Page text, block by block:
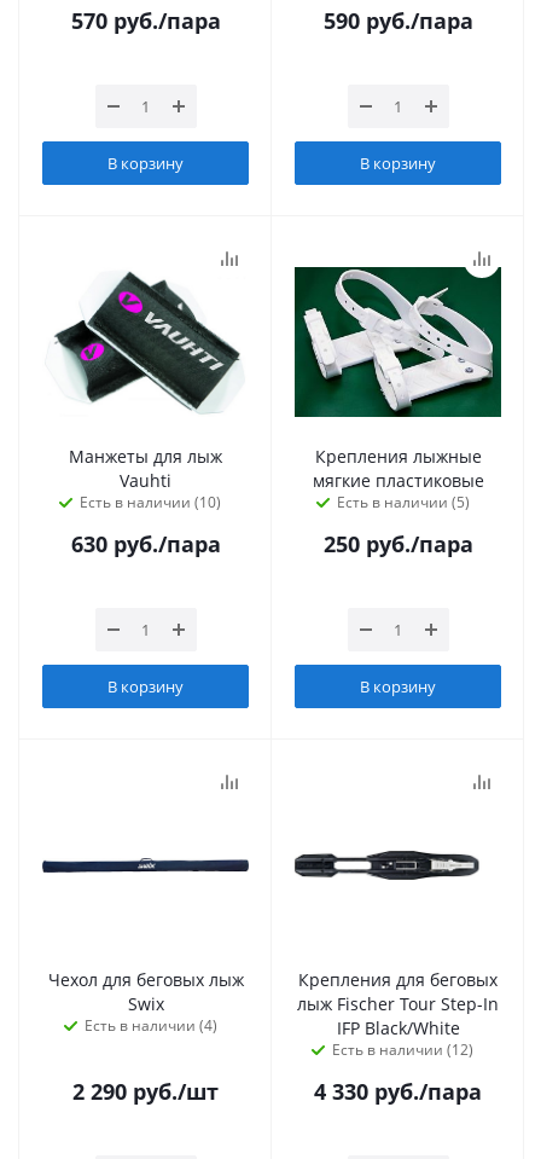
570руб./пара
В корзину
590руб./пара
В корзину
Манжеты для лыж
Vauhti
Есть в наличии (10)
630руб./пара
В корзину
Крепления лыжные
мягкие пластиковые
Есть в наличии (5)
250руб./пара
В корзину
Чехол для беговых лыж
Swix
Есть в наличии (4)
2 290 руб./шт
Крепления для беговых
лыж Fischer Tour Step-In
IFP Black/White
Есть в наличии (12)
4 330 руб./пара